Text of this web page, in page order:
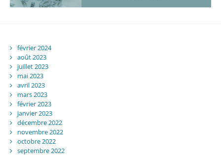
février 2024
août 2023
juillet 2023
mai 2023
avril 2023
mars 2023
février 2023
janvier 2023
décembre 2022
novembre 2022
octobre 2022
septembre 2022